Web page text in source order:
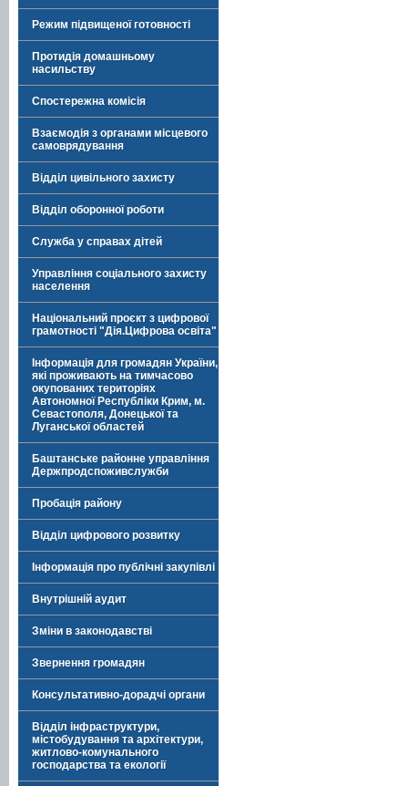
Режим підвищеної готовності
Протидія домашньому
насильству
Спостережна комісія
Взаємодія з органами місцевого
самоврядування
Відділ цивільного захисту
Відділ оборонної роботи
Служба у справах дітей
Управління соціального захисту
населення
Національний проєкт з цифрової
грамотності "Дія.Цифрова освіта"
Інформація для громадян України,
які проживають на тимчасово
окупованих територіях
Автономної Республіки Крим, м.
Севастополя, Донецької та
Луганської областей
Баштанське районне управління
Держпродспоживслужби
Пробація району
Відділ цифрового розвитку
Інформація про публічні закупівлі
Внутрішній аудит
Зміни в законодавстві
Звернення громадян
Консультативно-дорадчі органи
Відділ інфраструктури,
містобудування та архітектури,
житлово-комунального
господарства та екології